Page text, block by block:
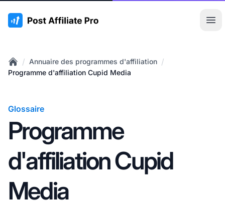
:site.title
Home
/ Annuaire des programmes d'affiliation /
Programme d'affiliation Cupid Media
Glossaire
Programme
d'affiliation Cupid
Media